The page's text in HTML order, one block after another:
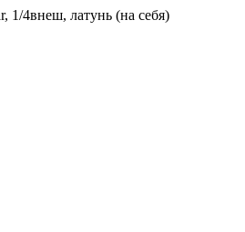
1/4внеш, латунь (на себя)